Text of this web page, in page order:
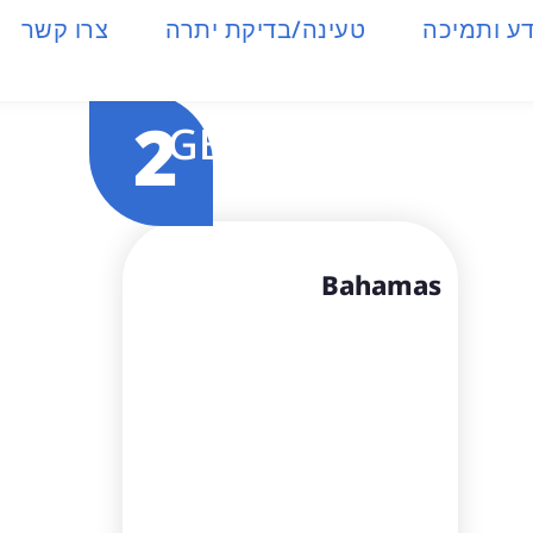
ותמיכה טעינה/בדיקת יתרה צרו קשר
Bahamas
GB
2